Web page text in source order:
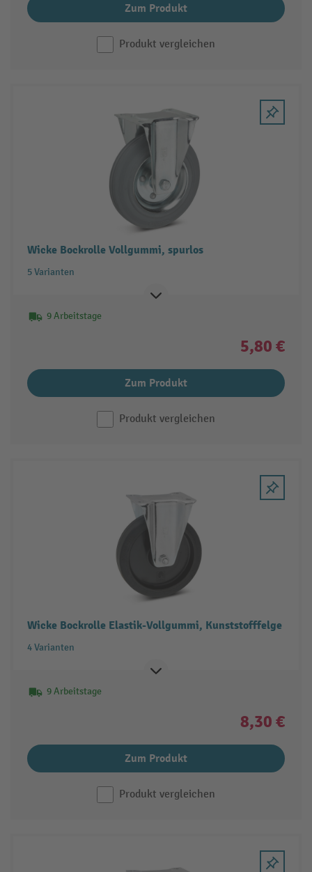
Zum Produkt
Produkt vergleichen
Wicke Bockrolle Vollgummi, spurlos
5 Varianten
9 Arbeitstage
5,80 €
Zum Produkt
Produkt vergleichen
Wicke Bockrolle Elastik-Vollgummi, Kunststofffelge
4 Varianten
9 Arbeitstage
8,30 €
Zum Produkt
Produkt vergleichen